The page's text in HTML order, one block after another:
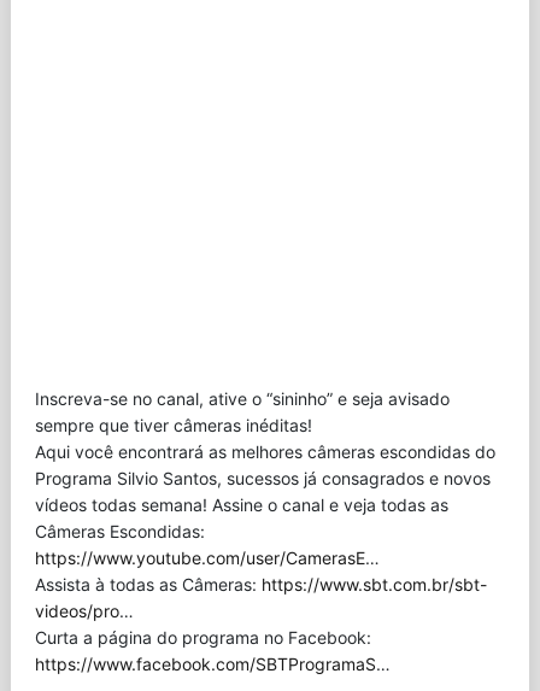
Inscreva-se no canal, ative o “sininho” e seja avisado
sempre que tiver câmeras inéditas!
Aqui você encontrará as melhores câmeras escondidas do
Programa Silvio Santos, sucessos já consagrados e novos
vídeos todas semana! Assine o canal e veja todas as
Câmeras Escondidas:
https://www.youtube.com/user/CamerasE…
Assista à todas as Câmeras: https://www.sbt.com.br/sbt-
videos/pro…
Curta a página do programa no Facebook:
https://www.facebook.com/SBTProgramaS…